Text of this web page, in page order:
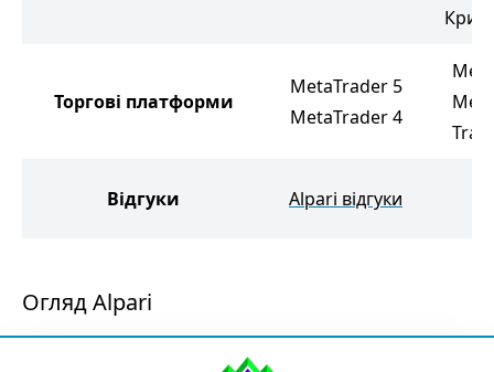
Торгові платформи
MetaTrader 5
MetaTrader 4
Відгуки Alpari відгуки
Огляд Alpari